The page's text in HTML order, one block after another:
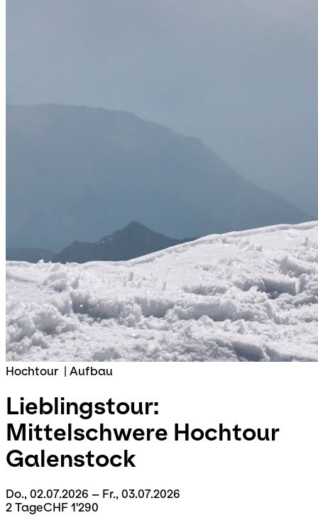
Hochtour | Aufbau
Lieblingstour:
Mittelschwere Hochtour
Galenstock
Do., 02.07.2026 – Fr., 03.07.2026
2 TageCHF 1'290